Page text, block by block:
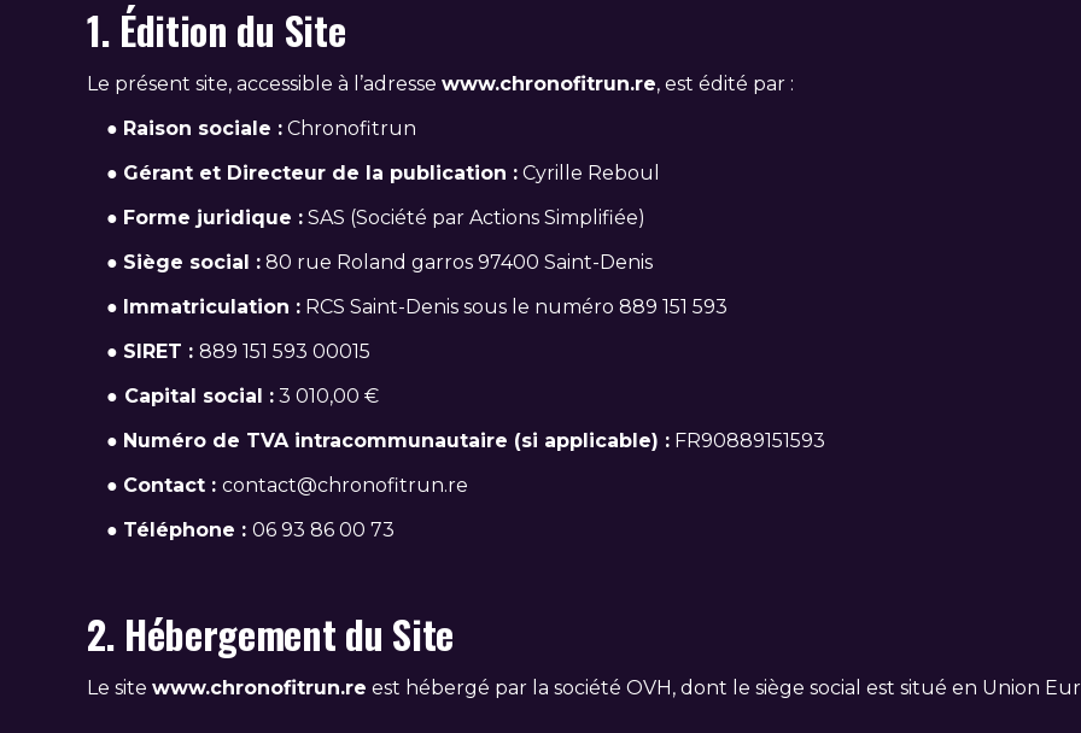
1. Édition du Site
Le présent site, accessible à l’adresse www.chronofitrun.re, est édité par :
● Raison sociale : Chronofitrun
● Gérant et Directeur de la publication : Cyrille Reboul
● Forme juridique : SAS (Société par Actions Simplifiée)
● Siège social : 80 rue Roland garros 97400 Saint-Denis
● Immatriculation : RCS Saint-Denis sous le numéro 889 151 593
● SIRET : 889 151 593 00015
● Capital social : 3 010,00 €
● Numéro de TVA intracommunautaire (si applicable) : FR90889151593
● Contact : contact@chronofitrun.re
● Téléphone : 06 93 86 00 73
2. Hébergement du Site
Le site www.chronofitrun.re est hébergé par la société OVH, dont le siège social est situé en Union